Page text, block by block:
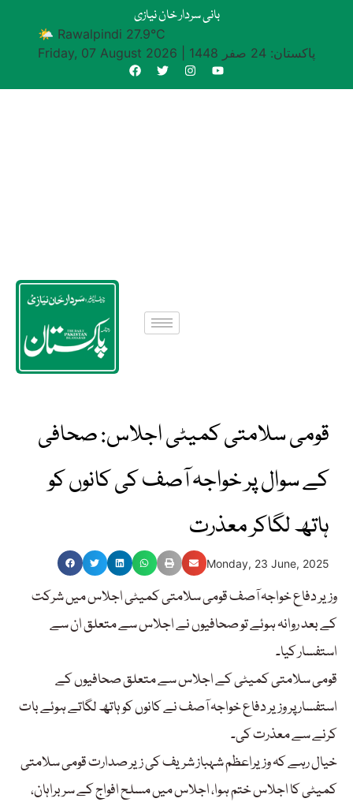
بانی سردار خان نیازی
🌤 Rawalpindi 27.9°C
Friday, 07 August 2026
پاکستان: 24 صفر 1448
قومی سلامتی کمیٹی اجلاس: صحافی
کے سوال پر خواجہ آصف کی کانوں کو
ہاتھ لگاکر معذرت
Monday, 23 June, 2025
وزیر دفاع خواجہ آصف قومی سلامتی کمیٹی اجلاس میں شرکت
کے بعد روانہ ہوئے تو صحافیوں نے اجلاس سے متعلق ان سے
استفسار کیا۔
قومی سلامتی کمیٹی کے اجلاس سے متعلق صحافیوں کے
استفسار پر وزیر دفاع خواجہ آصف نے کانوں کو ہاتھ لگاتے ہوئے بات
کرنے سے معذرت کی۔
خیال رہے کہ وزیراعظم شہباز شریف کی زیر صدارت قومی سلامتی
کمیٹی کا اجلاس ختم ہوا، اجلاس میں مسلح افواج کے سربراہان،